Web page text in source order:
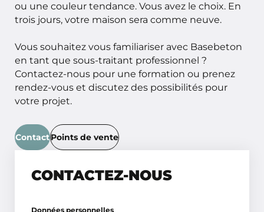
ou une couleur tendance. Vous avez le choix. En
trois jours, votre maison sera comme neuve.
Vous souhaitez vous familiariser avec Basebeton
en tant que sous-traitant professionnel ?
Contactez-nous pour une formation ou prenez
rendez-vous et discutez des possibilités pour
votre projet.
ContactPoints de vente
CONTACTEZ-NOUS
Données personnelles